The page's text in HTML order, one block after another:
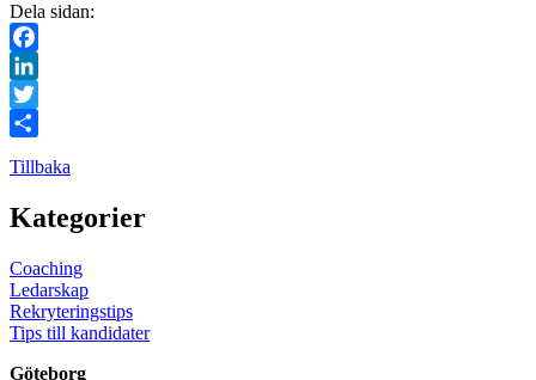
Dela sidan:
Facebook
LinkedIn
Twitter
Tillbaka
Kategorier
Coaching
Ledarskap
Rekryteringstips
Tips till kandidater
Göteborg